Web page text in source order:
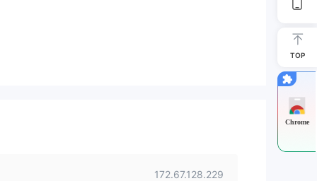
172.67.128.229
TOP
Chrome